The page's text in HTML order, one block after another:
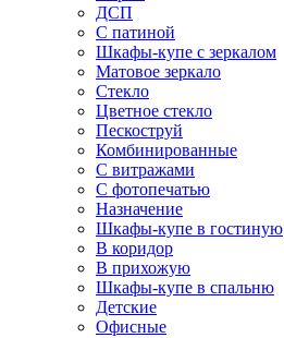
ДСП
С патиной
Шкафы-купе с зеркалом
Матовое зеркало
Стекло
Цветное стекло
Пескоструй
Комбинированные
С витражами
С фотопечатью
Назначение
Шкафы-купе в гостиную
В коридор
В прихожую
Шкафы-купе в спальню
Детские
Офисные